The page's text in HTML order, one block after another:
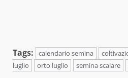
Tags: calendario semina
luglio
orto luglio semina scalare